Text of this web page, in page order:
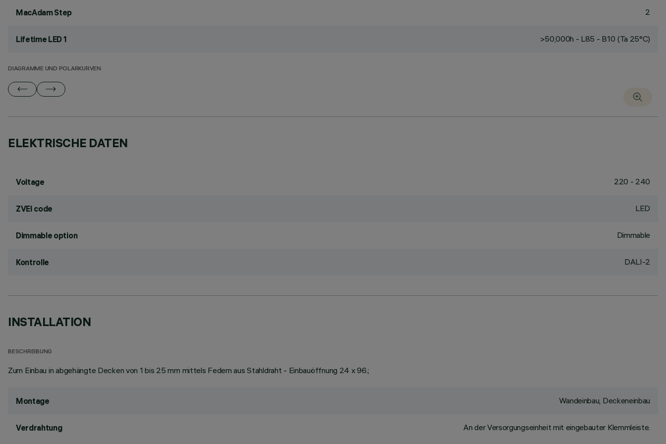
MacAdam Step 2
Lifetime LED 1 >50,000h - L85 - B10 (Ta 25°C)
DIAGRAMME UND POLARKURVEN
ELEKTRISCHE DATEN
Voltage 220 - 240
ZVEI code LED
Dimmable option Dimmable
Kontrolle DALI-2
INSTALLATION
BESCHREIBUNG
Zum Einbau in abgehängte Decken von 1 bis 25 mm mittels Federn aus Stahldraht - Einbauöffnung 24 x 96.;
Montage Wandeinbau, Deckeneinbau
Verdrahtung An der Versorgungseinheit mit eingebauter Klemmleiste.